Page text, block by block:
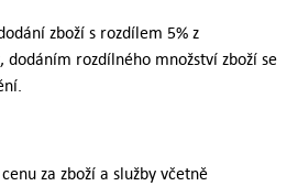
zboží s rozdílem 5% z
rozdílného množství zboží se
za zboží a služby včetně